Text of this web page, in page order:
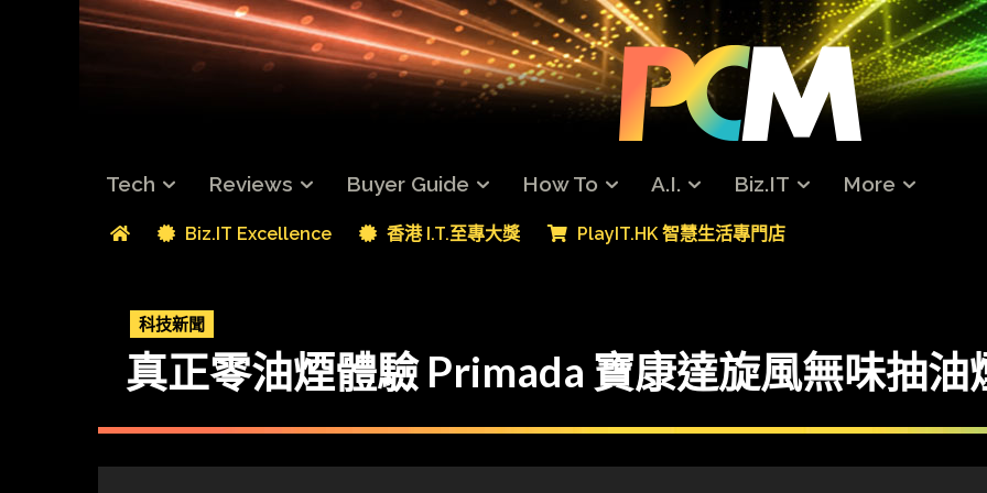
Tech Reviews Buyer Guide How To A.I. Biz.IT More
Biz.IT Excellence 香港 I.T.至專大獎 PlayIT.HK 智慧生活專門店
科技新聞
真正零油煙體驗 Primada 寶康達旋風無味抽油